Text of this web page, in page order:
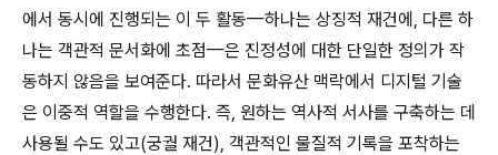
에서 동시에 진행되는 이 두 활동—하나는 상징적 재건에, 다른 하
나는 객관적 문서화에 초점—은 진정성에 대한 단일한 정의가 작
동하지 않음을 보여준다. 따라서 문화유산 맥락에서 디지털 기술
은 이중적 역할을 수행한다. 즉, 원하는 역사적 서사를 구축하는 데
사용될 수도 있고(궁궐 재건), 객관적인 물질적 기록을 포착하는